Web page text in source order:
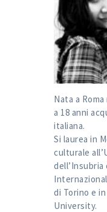
Nata a
a 18 anni
italiana.
Si laurea in
culturale
dell’Insubria
di Torino e
University.